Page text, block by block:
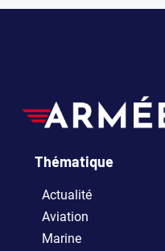
Thématique
Actualité
Aviation
Marine